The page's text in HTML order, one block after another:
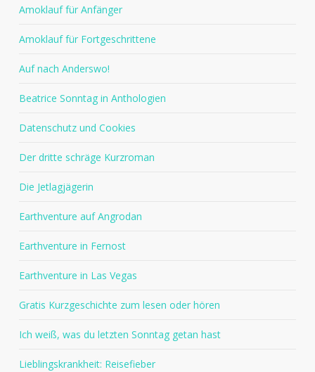
Amoklauf für Anfänger
Amoklauf für Fortgeschrittene
Auf nach Anderswo!
Beatrice Sonntag in Anthologien
Datenschutz und Cookies
Der dritte schräge Kurzroman
Die Jetlagjägerin
Earthventure auf Angrodan
Earthventure in Fernost
Earthventure in Las Vegas
Gratis Kurzgeschichte zum lesen oder hören
Ich weiß, was du letzten Sonntag getan hast
Lieblingskrankheit: Reisefieber